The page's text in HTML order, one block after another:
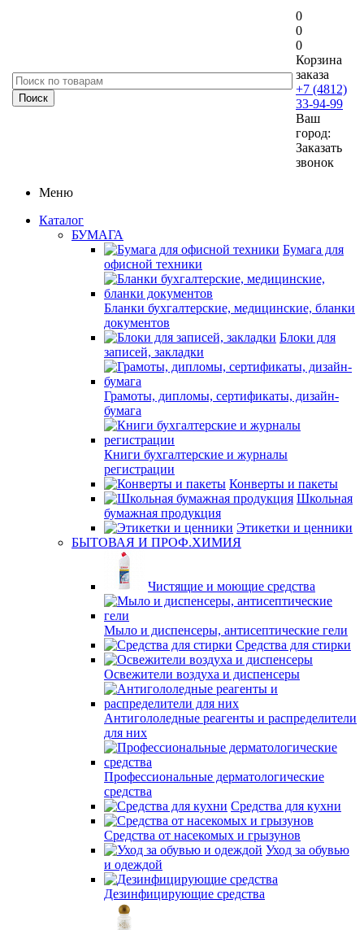
0
0
0
Корзина
заказа
+7 (4812)
33-94-99
Ваш
город:
Заказать
звонок
Меню
Каталог
БУМАГА
Бумага для
офисной техники
Бланки бухгалтерские, медицинские, бланки
документов
Блоки для
записей, закладки
Грамоты, дипломы, сертификаты, дизайн-
бумага
Книги бухгалтерские и журналы
регистрации
Конверты и пакеты
Школьная
бумажная продукция
Этикетки и ценники
БЫТОВАЯ И ПРОФ.ХИМИЯ
Чистящие и моющие средства
Мыло и диспенсеры, антисептические гели
Средства для стирки
Освежители воздуха и диспенсеры
Антигололедные реагенты и распределители
для них
Профессиональные дерматологические
средства
Средства для кухни
Средства от насекомых и грызунов
Уход за обувью
и одеждой
Дезинфицирующие средства